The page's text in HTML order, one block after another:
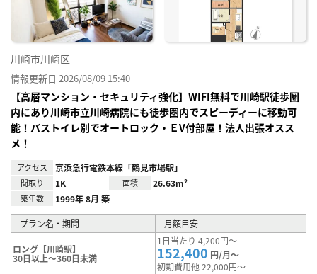
川崎市川崎区
情報更新日 2026/08/09 15:40
【高層マンション・セキュリティ強化】WIFI無料で川崎駅徒歩圏
内にあり川崎市立川崎病院にも徒歩圏内でスピーディーに移動可
能！バストイレ別でオートロック・ＥV付部屋！法人出張オスス
メ！
アクセス 京浜急行電鉄本線「鶴見市場駅」
間取り 1K 面積 26.63m²
築年数 1999年 8月 築
プラン名・期間 月額目安
ロング【川崎駅】
30日以上～360日未満
1日当たり 4,200円～
152,400 円/月～
初期費用他 22,000円～